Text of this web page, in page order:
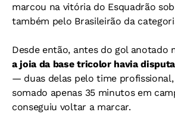
marcou na vitória do Esquadrão
também pelo Brasileirão da
Desde então, antes do gol anotado
a joia da base tricolor havia
— duas delas pelo time
somado apenas 35 minutos em
conseguiu voltar a marcar.